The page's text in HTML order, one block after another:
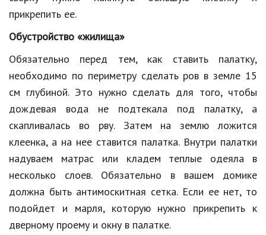
Праздники и подарки
Кинематограф
Домашние животные
Семья и дети
Путешествия
Строительство
Культура и общество
Мода и стиль
Бизнес
прикрепить ее.
Обустройство «жилища»
Обязательно перед тем, как ставить палатку,
необходимо по периметру сделать ров в земле 15
см глубиной. Это нужно сделать для того, чтобы
дождевая вода не подтекала под палатку, а
скапливалась во рву. Затем на землю ложится
клеенка, а на нее ставится палатка. Внутри палатки
надуваем матрас или кладем теплые одеяла в
несколько слоев. Обязательно в вашем домике
должна быть антимоскитная сетка. Если ее нет, то
подойдет и марля, которую нужно прикрепить к
дверному проему и окну в палатке.